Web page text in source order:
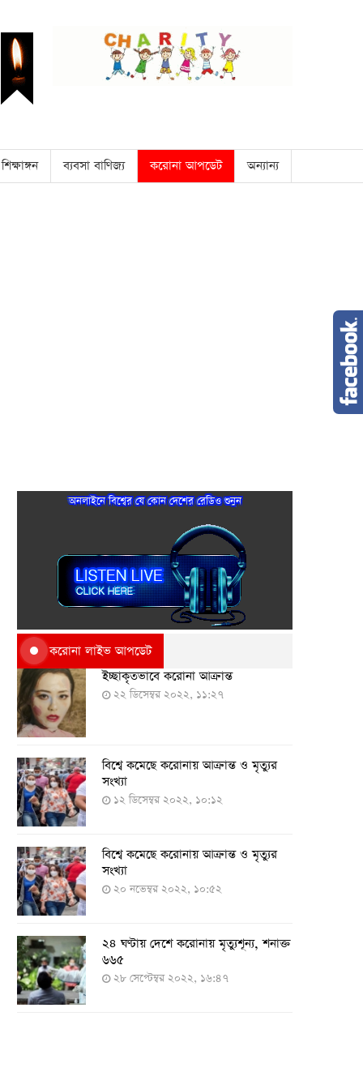
শিক্ষাঙ্গন ব্যবসা বাণিজ্য করোনা আপডেট অন্যান্য
অনলাইনে বিশ্বের যে কোন দেশের রেডিও শুনুন
করোনা লাইভ আপডেট
ইচ্ছাকৃতভাবে করোনা আক্রান্ত
২২ ডিসেম্বর ২০২২, ১১:২৭
বিশ্বে কমেছে করোনায় আক্রান্ত ও মৃত্যুর
সংখ্যা
১২ ডিসেম্বর ২০২২, ১০:১২
বিশ্বে কমেছে করোনায় আক্রান্ত ও মৃত্যুর
সংখ্যা
২০ নভেম্বর ২০২২, ১০:৫২
২৪ ঘণ্টায় দেশে করোনায় মৃত্যুশূন্য, শনাক্ত
৬৬৫
২৮ সেপ্টেম্বর ২০২২, ১৬:৪৭